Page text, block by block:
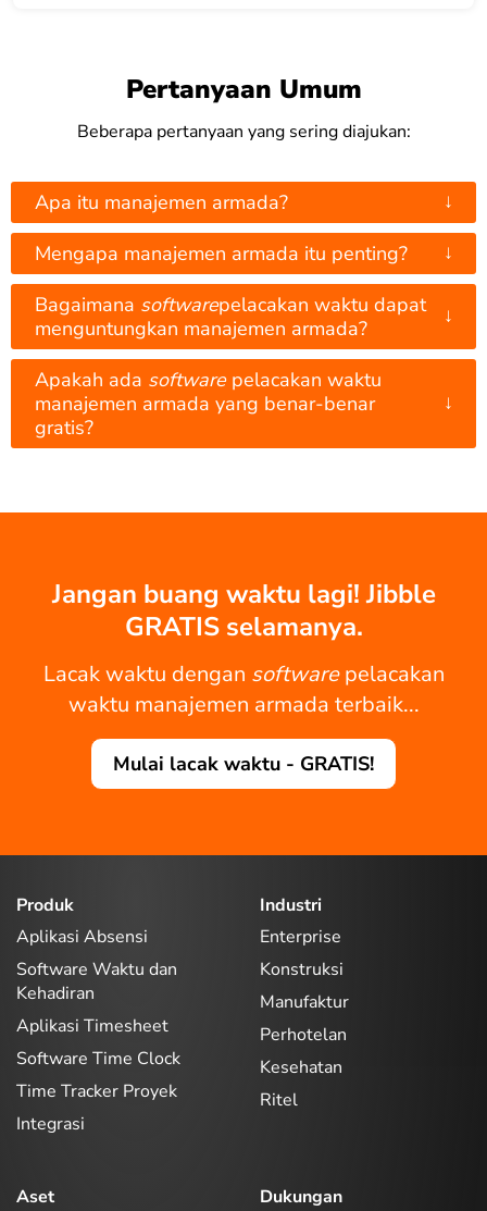
Pertanyaan Umum
Beberapa pertanyaan yang sering diajukan:
Apa itu manajemen armada? ↓
Mengapa manajemen armada itu penting? ↓
Bagaimana softwarepelacakan waktu dapat
menguntungkan manajemen armada?
↓
Apakah ada softwarepelacakan waktu
manajemen armada yang benar-benar
gratis?
↓
Jangan buang waktu lagi! Jibble
GRATIS selamanya.
Lacak waktu dengan softwarepelacakan
waktu manajemen armada terbaik...
Mulai lacak waktu - GRATIS!
Produk
Aplikasi Absensi
Software Waktu dan
Kehadiran
Aplikasi Timesheet
Software Time Clock
Time Tracker Proyek
Integrasi
Industri
Enterprise
Konstruksi
Manufaktur
Perhotelan
Kesehatan
Ritel
Aset
Dukungan